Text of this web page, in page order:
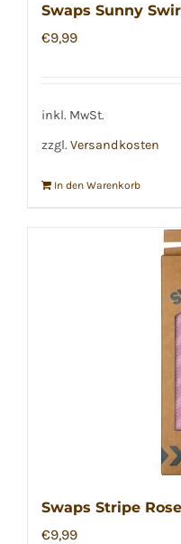
Swaps Sunny
€9,99
inkl. MwSt.
zzgl. Versandkosten
In den Warenkorb
Swaps Stripe Rose
€9,99